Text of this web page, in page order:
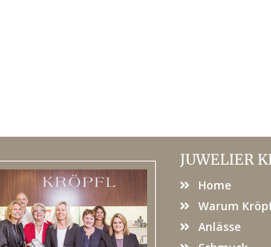
JUWELIER
Home
Warum
Anlässe